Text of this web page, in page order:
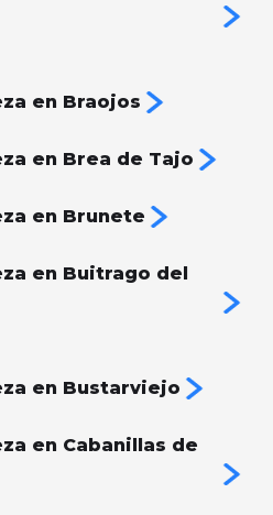
en Braojos
en Brea de Tajo
en Brunete
en Buitrago del
en Bustarviejo
en Cabanillas de